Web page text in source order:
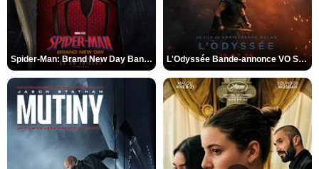
Spider-Man: Brand New Day Bande-annonce VO STFR L'Odyssée Bande-annonce VO STFR